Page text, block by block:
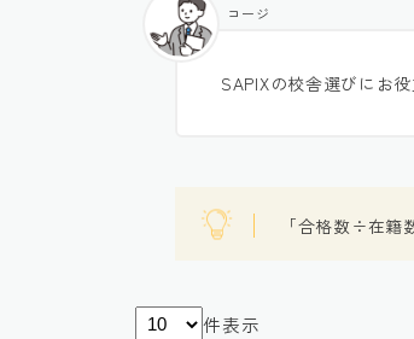
SAPIXの校舎選びにお
コージ
「合格数÷在籍
件表示